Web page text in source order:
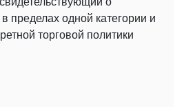
пределах одной категории и
торговой политики